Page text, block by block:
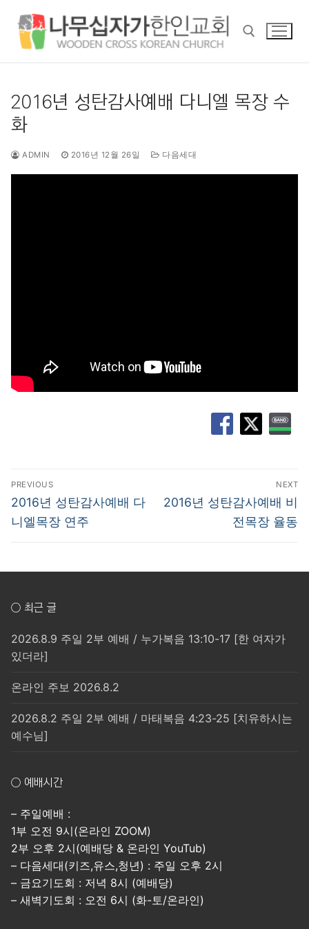
2016년 성탄감사예배 다니엘 목장 수
화
ADMIN 2016년 12월 26일 다음세대
글
탐
색
PREVIOUS
Previous
post:
2016년 성탄감사예배 다
니엘목장 연주
NEXT
Next
2016년 성탄감사예배 비
전목장 율동
○ 최근 글
2026.8.9 주일 2부 예배 / 누가복음 13:10-17 [한 여자가
있더라]
온라인 주보 2026.8.2
2026.8.2 주일 2부 예배 / 마태복음 4:23-25 [치유하시는
예수님]
○ 예배시간
– 주일예배 :
1부 오전 9시(온라인 ZOOM)
2부 오후 2시(예배당 & 온라인 YouTub)
– 다음세대(키즈,유스,청년) : 주일 오후 2시
– 금요기도회 : 저녁 8시 (예배당)
– 새벽기도회 : 오전 6시 (화-토/온라인)